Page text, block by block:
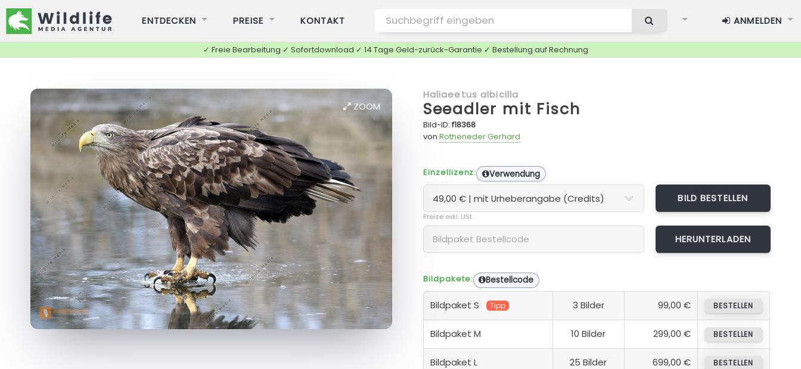
ENTDECKEN PREISE KONTAKT ANMELDEN
✓ Freie Bearbeitung ✓ Sofortdownload ✓ 14 Tage Geld-zurück-Garantie ✓ Bestellung auf Rechnung
ZOOM
Haliaeetus albicilla
Seeadler mit Fisch
Bild-ID:f18368
von Rotheneder Gerhard
Einzellizenz: Verwendung
BILD BESTELLEN
Preise exkl. USt.
Bildpakete: Bestellcode
Bildpaket S Tipp 3 Bilder 99,00 € BESTELLEN
Bildpaket M 10 Bilder 299,00 € BESTELLEN
Bildpaket L 25 Bilder 699,00 € BESTELLEN